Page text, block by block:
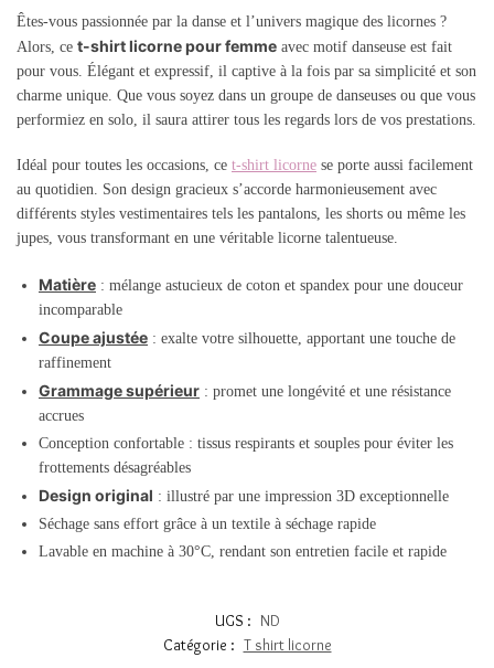
Êtes-vous passionnée par la danse et l’univers magique des licornes ?
Alors, ce t-shirt licorne pour femme avec motif danseuse est fait
pour vous. Élégant et expressif, il captive à la fois par sa simplicité et son
charme unique. Que vous soyez dans un groupe de danseuses ou que vous
performiez en solo, il saura attirer tous les regards lors de vos prestations.
Idéal pour toutes les occasions, ce t-shirt licorne se porte aussi facilement
au quotidien. Son design gracieux s’accorde harmonieusement avec
différents styles vestimentaires tels les pantalons, les shorts ou même les
jupes, vous transformant en une véritable licorne talentueuse.
Matière : mélange astucieux de coton et spandex pour une douceur
incomparable
Coupe ajustée : exalte votre silhouette, apportant une touche de
raffinement
Grammage supérieur : promet une longévité et une résistance
accrues
Conception confortable : tissus respirants et souples pour éviter les
frottements désagréables
Design original : illustré par une impression 3D exceptionnelle
Séchage sans effort grâce à un textile à séchage rapide
Lavable en machine à 30°C, rendant son entretien facile et rapide
UGS : ND
Catégorie : T shirt licorne